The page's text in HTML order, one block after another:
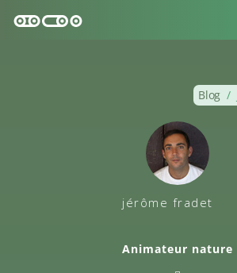
Blog /
jérôme fradet
Animateur nature